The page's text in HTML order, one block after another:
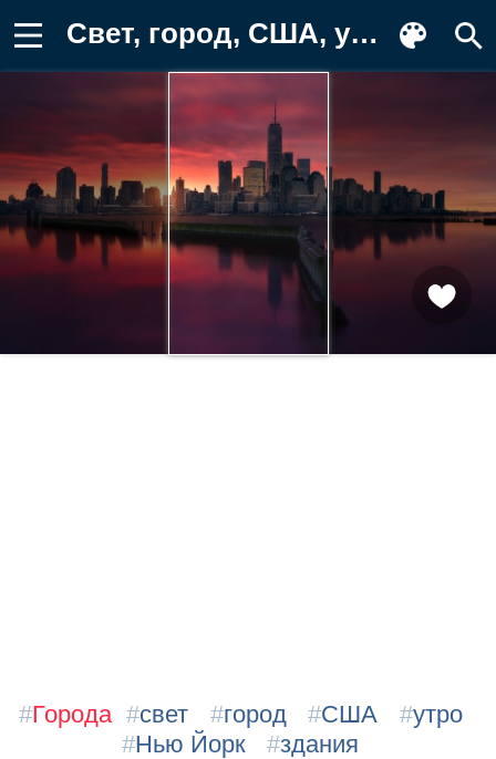
Свет, город, США, утро, Нью Йорк, здания Фотография
#Города #свет #город #США #утро
#Нью Йорк #здания